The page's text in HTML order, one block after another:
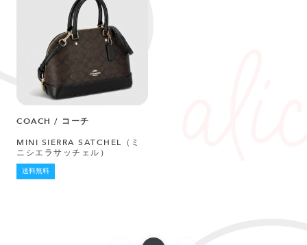
COACH / コーチ
MINI SIERRA SATCHEL（ミ
ニシエラサッチェル）
送料無料